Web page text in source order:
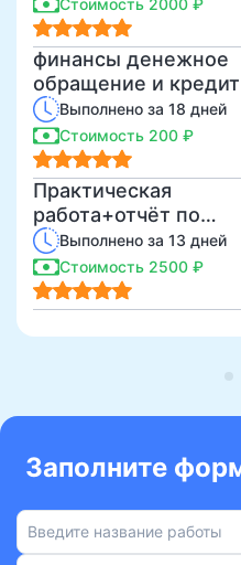
Стоимость 2000 ₽
финансы денежное
обращение и кредит
Выполнено за 18 дней
Стоимость 200 ₽
Практическая
работа+отчёт по
практике.
Выполнено за 13 дней
Стоимость 2500 ₽
Заполните